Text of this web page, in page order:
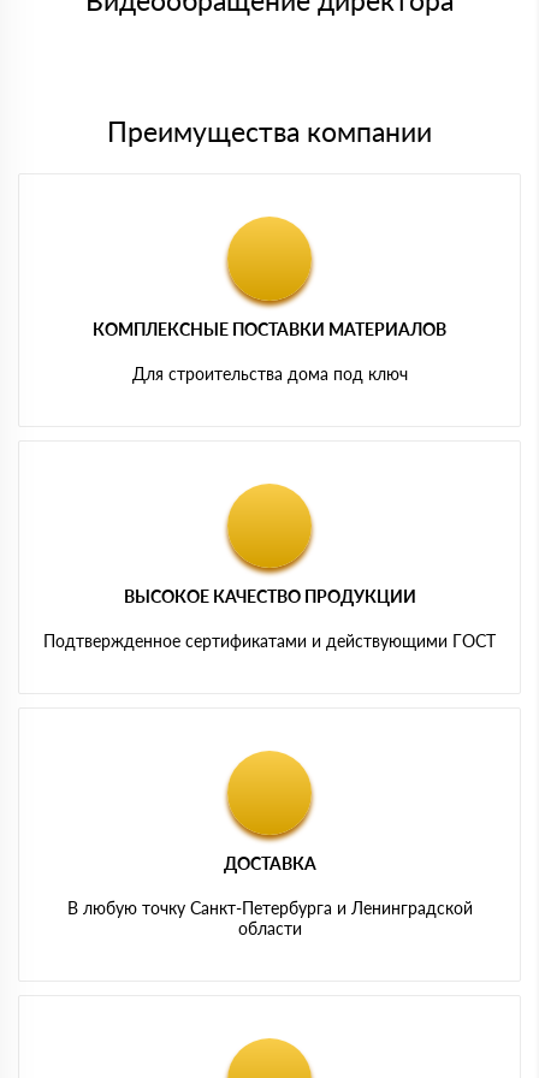
Преимущества компании
КОМПЛЕКСНЫЕ ПОСТАВКИ МАТЕРИАЛОВ
Для строительства дома под ключ
ВЫСОКОЕ КАЧЕСТВО ПРОДУКЦИИ
Подтвержденное сертификатами и действующими ГОСТ
ДОСТАВКА
В любую точку Санкт-Петербурга и Ленинградской
области